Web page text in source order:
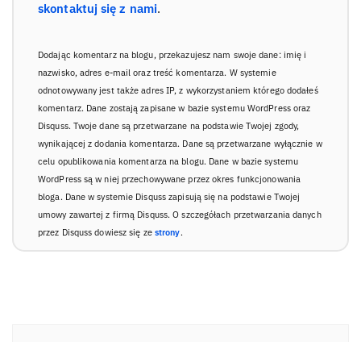
skontaktuj się z nami.
Dodając komentarz na blogu, przekazujesz nam swoje dane: imię i
nazwisko, adres e-mail oraz treść komentarza. W systemie
odnotowywany jest także adres IP, z wykorzystaniem którego dodałeś
komentarz. Dane zostają zapisane w bazie systemu WordPress oraz
Disquss. Twoje dane są przetwarzane na podstawie Twojej zgody,
wynikającej z dodania komentarza. Dane są przetwarzane wyłącznie w
celu opublikowania komentarza na blogu. Dane w bazie systemu
WordPress są w niej przechowywane przez okres funkcjonowania
bloga. Dane w systemie Disquss zapisują się na podstawie Twojej
umowy zawartej z firmą Disquss. O szczegółach przetwarzania danych
przez Disquss dowiesz się ze strony.